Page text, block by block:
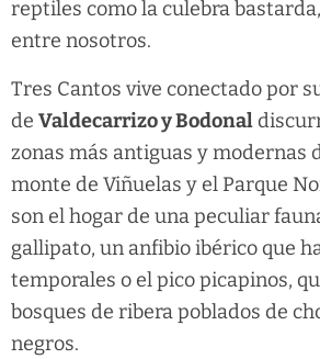
reptiles como la culebra
entre nosotros.
Tres Cantos vive conectado por
de Valdecarrizo y Bodonal
zonas más antiguas y modernas
monte de Viñuelas y el Parque
son el hogar de una peculiar
gallipato, un anfibio ibérico que
temporales o el pico picapinos,
bosques de ribera poblados de
negros.